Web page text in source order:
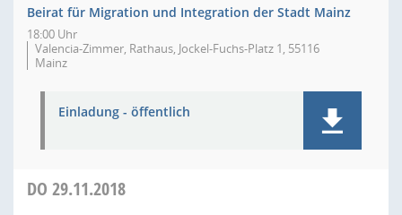
Beirat für Migration und Integration der Stadt Mainz
18:00 Uhr
Valencia-Zimmer, Rathaus, Jockel-Fuchs-Platz 1, 55116
Mainz
Einladung - öffentlich
DO 29.11.2018